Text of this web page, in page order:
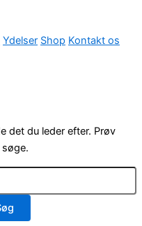
Ydelser Shop Kontakt os
det du leder efter. Prøv